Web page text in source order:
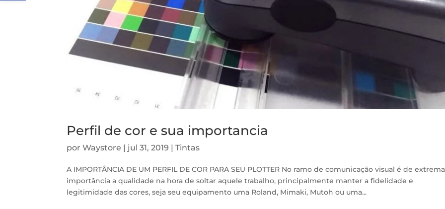
Perfil de cor e sua importancia
porWaystore jul 31, 2019 |Tintas
A IMPORTÂNCIA DE UM PERFIL DE COR PARA SEU PLOTTER No ramo de comunicação visual é de extrema
importância a qualidade na hora de soltar aquele trabalho, principalmente manter a fidelidade e
legitimidade das cores, seja seu equipamento uma Roland, Mimaki, Mutoh ou uma...